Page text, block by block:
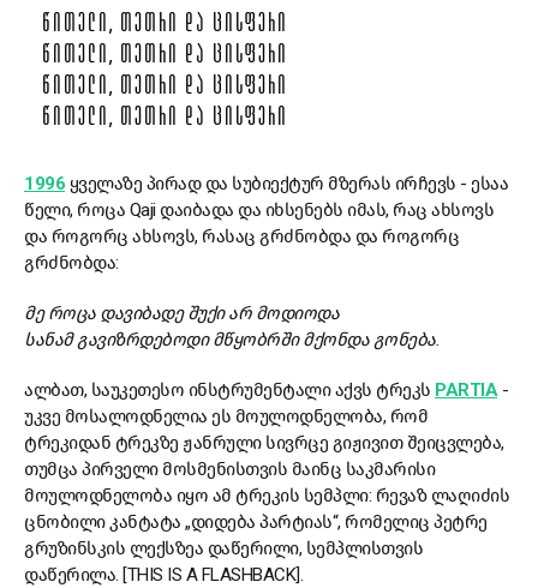
ᲬᲘᲗᲔᲚᲘ, ᲗᲔᲗᲠᲘ ᲓᲐ ᲪᲘᲡᲤᲔᲠᲘ
ᲬᲘᲗᲔᲚᲘ, ᲗᲔᲗᲠᲘ ᲓᲐ ᲪᲘᲡᲤᲔᲠᲘ
ᲬᲘᲗᲔᲚᲘ, ᲗᲔᲗᲠᲘ ᲓᲐ ᲪᲘᲡᲤᲔᲠᲘ
ᲬᲘᲗᲔᲚᲘ, ᲗᲔᲗᲠᲘ ᲓᲐ ᲪᲘᲡᲤᲔᲠᲘ
1996 ყველაზე პირად და სუბიექტურ მზერას ირჩევს - ესაა
წელი, როცა Qaji დაიბადა და იხსენებს იმას, რაც ახსოვს
და როგორც ახსოვს, რასაც გრძნობდა და როგორც
გრძნობდა:
მე როცა დავიბადე შუქი არ მოდიოდა
სანამ გავიზრდებოდი მწყობრში მქონდა გონება.
ალბათ, საუკეთესო ინსტრუმენტალი აქვს ტრეკს PARTIA -
უკვე მოსალოდნელია ეს მოულოდნელობა, რომ
ტრეკიდან ტრეკზე ჟანრული სივრცე გიჟივით შეიცვლება,
თუმცა პირველი მოსმენისთვის მაინც საკმარისი
მოულოდნელობა იყო ამ ტრეკის სემპლი: რევაზ ლაღიძის
ცნობილი კანტატა „დიდება პარტიას“, რომელიც პეტრე
გრუზინსკის ლექსზეა დაწერილი, სემპლისთვის
დაწერილა. [THIS IS A FLASHBACK].